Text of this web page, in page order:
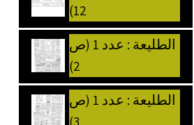
12)
الطليعة : عدد 1 (ص
2)
الطليعة : عدد 1 (ص